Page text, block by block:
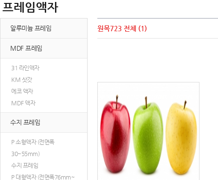
프레임액자
알루미늄 프레임
MDF 프레임
31 라인액자
KM 삿갓
에코 액자
MDF 액자
수지 프레임
P 소형액자 (전면폭
30~55mm)
수지 프레임
P 대형액자 (전면폭76mm~
원목723 전체 (1)